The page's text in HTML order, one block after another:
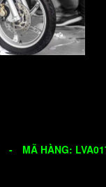
- MÃ HÀNG: